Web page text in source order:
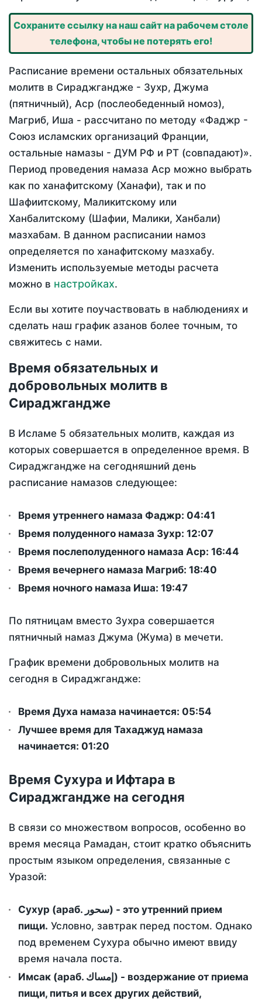
Сохраните ссылку на наш сайт на рабочем столе
телефона, чтобы не потерять его!
Расписание времени остальных обязательных
молитв в Сираджгандже - Зухр, Джума
(пятничный), Аср (послеобеденный номоз),
Магриб, Иша - рассчитано по методу «Фаджр -
Союз исламских организаций Франции,
остальные намазы - ДУМ РФ и РТ (совпадают)».
Период проведения намаза Аср можно выбрать
как по ханафитскому (Ханафи), так и по
Шафиитскому, Маликитскому или
Ханбалитскому (Шафии, Малики, Ханбали)
мазхабам. В данном расписании намоз
определяется по ханафитскому мазхабу.
Изменить используемые методы расчета
можно в настройках.
Если вы хотите поучаствовать в наблюдениях и
сделать наш график азанов более точным, то
свяжитесь с нами.
Время обязательных и
добровольных молитв в
Сираджгандже
В Исламе 5 обязательных молитв, каждая из
которых совершается в определенное время. В
Сираджгандже на сегодняшний день
расписание намазов следующее:
Время утреннего намаза Фаджр: 04:41
Время полуденного намаза Зухр: 12:07
Время послеполуденного намаза Аср: 16:44
Время вечернего намаза Магриб: 18:40
Время ночного намаза Иша: 19:47
По пятницам вместо Зухра совершается
пятничный намаз Джума (Жума) в мечети.
График времени добровольных молитв на
сегодня в Сираджгандже:
Время Духа намаза начинается: 05:54
Лучшее время для Тахаджуд намаза
начинается: 01:20
Время Сухура и Ифтара в
Сираджгандже на сегодня
В связи со множеством вопросов, особенно во
время месяца Рамадан, стоит кратко объяснить
простым языком определения, связанные с
Уразой:
Сухур (араб. سحور) - это утренний прием
пищи. Условно, завтрак перед постом. Однако
под временем Сухура обычно имеют ввиду
время начала поста.
Имсак (араб. إمساك) - воздержание от приема
пищи, питья и всех других действий,